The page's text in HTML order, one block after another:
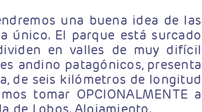
una buena idea de las
único. El parque está surcado
en valles de muy difícil
andino patagónicos, presenta
de seis kilómetros de longitud
tomar OPCIONALMENTE a